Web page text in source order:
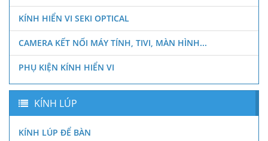
KÍNH HIỂN VI SEKI OPTICAL
CAMERA KẾT NỐI MÁY TÍNH, TIVI, MÀN HÌNH...
PHỤ KIỆN KÍNH HIỂN VI
KÍNH LÚP
KÍNH LÚP ĐỂ BÀN